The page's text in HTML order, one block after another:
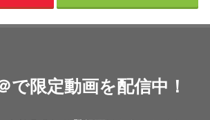
で限定動画を配信中！